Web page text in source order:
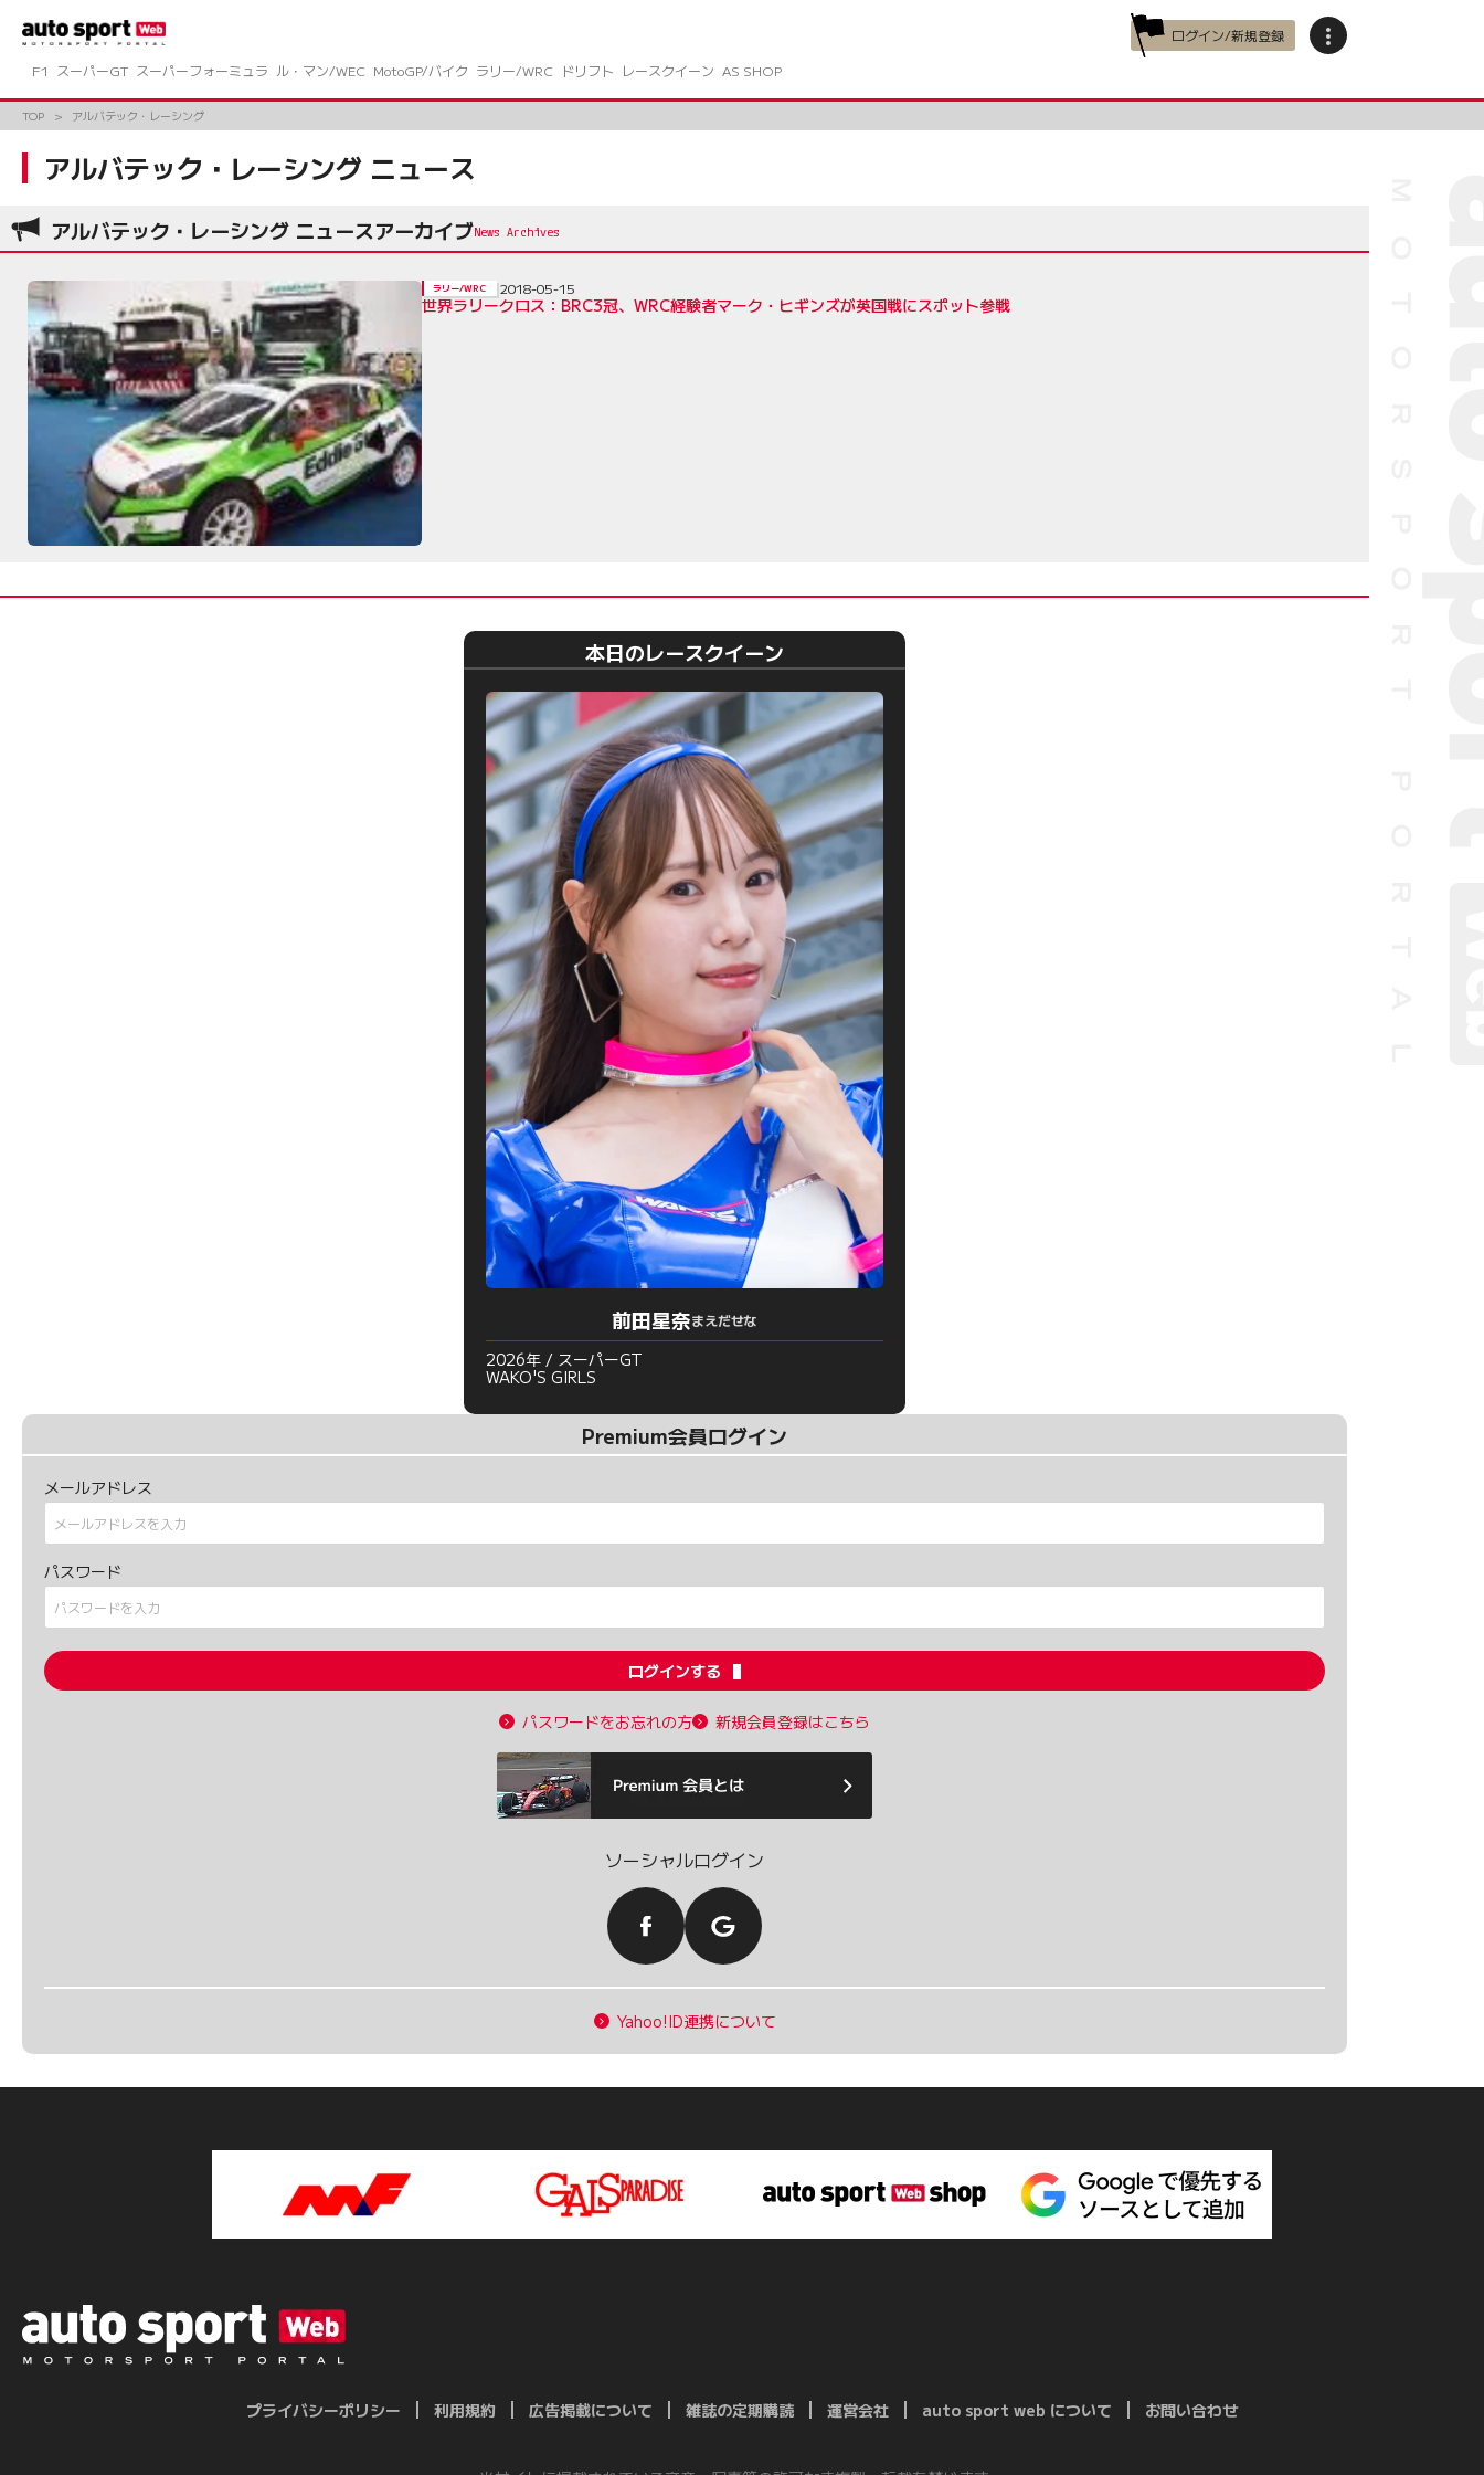
ツ
ス
ログイン/新規登録
F1
スーパーGT スーパーフォーミュラ ル・マン/WEC MotoGP/バイク ラリー/WRC ドリフト レースクイーン AS SHOP
TOP アルバテック・レーシング
アルバテック・レーシング ニュース
アルバテック・レーシング ニュースアーカイブ
世界ラリークロス：BRC3冠、WRC経験者マーク・ヒギンズが英国戦にスポット参戦
ラリー/WRC 2018-05-15
本日のレースクイーン
前田星奈まえだせな
2026年 / スーパーGT
WAKO'S GIRLS
Premium会員ログイン
メールアドレス
パスワード
ログインする
パスワードをお忘れの方 新規会員登録はこちら
ソーシャルログイン
Yahoo!ID連携について
プライバシーポリシー 利用規約 広告掲載について 雑誌の定期購読 運営会社 auto sport web について お問い合わせ